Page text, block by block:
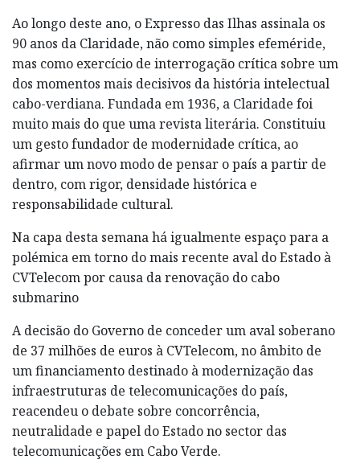
Ao longo deste ano, o Expresso das Ilhas assinala os
90 anos da Claridade, não como simples efeméride,
mas como exercício de interrogação crítica sobre um
dos momentos mais decisivos da história intelectual
cabo-verdiana. Fundada em 1936, a Claridade foi
muito mais do que uma revista literária. Constituiu
um gesto fundador de modernidade crítica, ao
afirmar um novo modo de pensar o país a partir de
dentro, com rigor, densidade histórica e
responsabilidade cultural.
Na capa desta semana há igualmente espaço para a
polémica em torno do mais recente aval do Estado à
CVTelecom por causa da renovação do cabo
submarino
A decisão do Governo de conceder um aval soberano
de 37 milhões de euros à CVTelecom, no âmbito de
um financiamento destinado à modernização das
infraestruturas de telecomunicações do país,
reacendeu o debate sobre concorrência,
neutralidade e papel do Estado no sector das
telecomunicações em Cabo Verde.